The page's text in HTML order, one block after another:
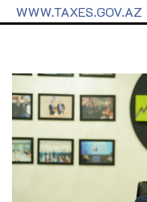
WWW.TAXES.GOV.AZ